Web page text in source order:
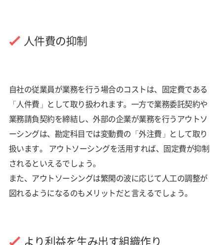
人件費の抑制
自社の従業員が業務を行う場合のコストは、固定費である
「人件費」として取り扱われます。一方で業務委託契約や
業務請負契約を締結し、外部の企業が業務を行うアウトソ
ーシングは、勘定科目では変動費の「外注費」として取り
扱います。 アウトソーシングを活用すれば、固定費が抑制
されるといえるでしょう。
また、アウトソーシングは繁閑の波に応じて人工の調整が
図れるようになるのもメリットだと言えるでしょう。
より利益を生み出す組織作り